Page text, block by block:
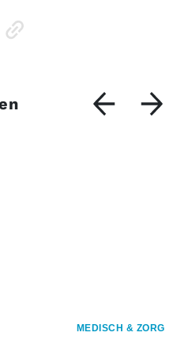
MEDISCH & ZORG